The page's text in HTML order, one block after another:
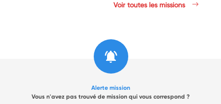
Voir toutes les missions
Alerte mission
Vous n'avez pas trouvé de mission qui vous correspond ?